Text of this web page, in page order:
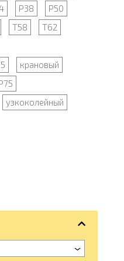
Р38
Р50
Т58
Т62
крановый
узкоколейный